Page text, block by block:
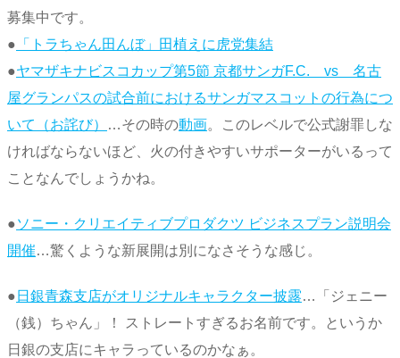
募集中です。
● 「トラちゃん田んぼ」田植えに虎党集結
●ヤマザキナビスコカップ第5節 京都サンガF.C. vs 名古
屋グランパスの試合前におけるサンガマスコットの行為につ
いて（お詫び）
…その時の動画。このレベルで公式謝罪しな
ければならないほど、火の付きやすいサポーターがいるって
ことなんでしょうかね。
●ソニー・クリエイティブプロダクツ ビジネスプラン説明会
開催…驚くような新展開は別になさそうな感じ。
● 日銀青森支店がオリジナルキャラクター披露…「ジェニー
（銭）ちゃん」！ ストレートすぎるお名前です。というか
日銀の支店にキャラっているのかなぁ。